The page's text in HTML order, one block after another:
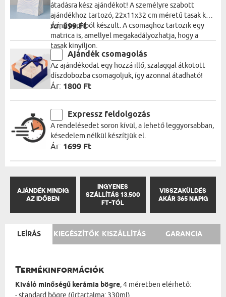
átadásra kész ajándékot! A személyre szabott
ajándékhoz tartozó, 22x11x32 cm méretű tasak kék
színű papírból készült. A csomaghoz tartozik egy
matrica is, amellyel megakadályozhatja, hogy a
tasak kinyíljon.
Ár:899 Ft
Ajándék csomagolás
Az ajándékodat egy hozzá illő, szalaggal átkötött
díszdobozba csomagoljuk, így azonnal átadható!
Ár: 1800 Ft
Expressz feldolgozás
A rendelésedet soron kívül, a lehető leggyorsabban,
késedelem nélkül készítjük el.
Ár: 1699 Ft
AJÁNDÉK MINDIG
AZ IDŐBEN
INGYENES
SZÁLLÍTÁS 13,500
FT-TÓL
VISSZAKÜLDÉS
AKÁR 365 NAPIG
LEÍRÁS KIEGÉSZÍTŐK KISZÁLLÍTÁS GARANCIA
Termékinformációk
Kiváló minőségű kerámia bögre, 4 méretben elérhető:
- standard bögre (űrtartalma: 330ml)